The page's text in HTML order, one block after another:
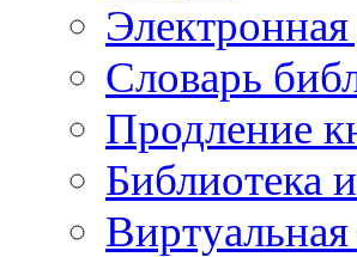
Словарь
Продление
Библиотека
Виртуальная